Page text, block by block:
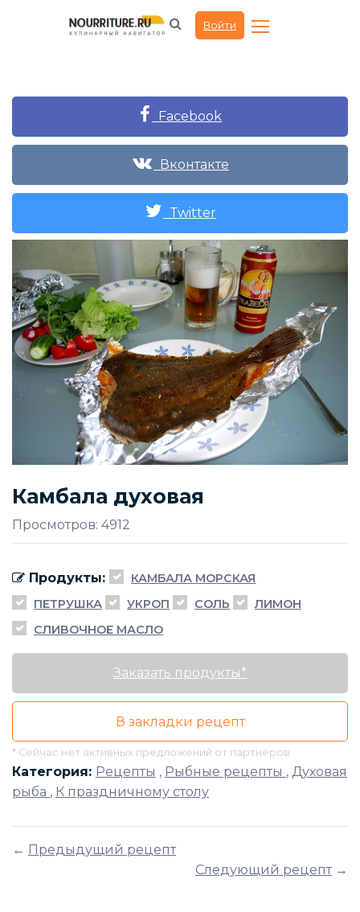
Войти
Facebook
Вконтакте
Twitter
Камбала духовая
Просмотров: 4912
Продукты:
КАМБАЛА МОРСКАЯ
ПЕТРУШКА
УКРОП СОЛЬ
ЛИМОН
СЛИВОЧНОЕ МАСЛО
Заказать продукты*
В закладки рецепт
* Сейчас нет активных предложений от партнёров
Категория: Рецепты , Рыбные рецепты , Духовая
рыба , К праздничному столу
← Предыдущий рецепт
Следующий рецепт→